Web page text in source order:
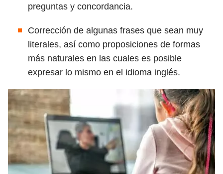
preguntas y concordancia.
Corrección de algunas frases que sean muy
literales, así como proposiciones de formas
más naturales en las cuales es posible
expresar lo mismo en el idioma inglés.